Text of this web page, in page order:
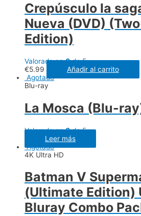
Crepúsculo la
Nueva (DVD)
Edition)
Valorado en0de 5
€5.99
Añadir al carrito
Agotado
Blu-ray
La Mosca (Blu-
Valorado en0de 5
Leer más
Agotado
4K Ultra HD
Batman V
(Ultimate Edition)
Bluray Combo